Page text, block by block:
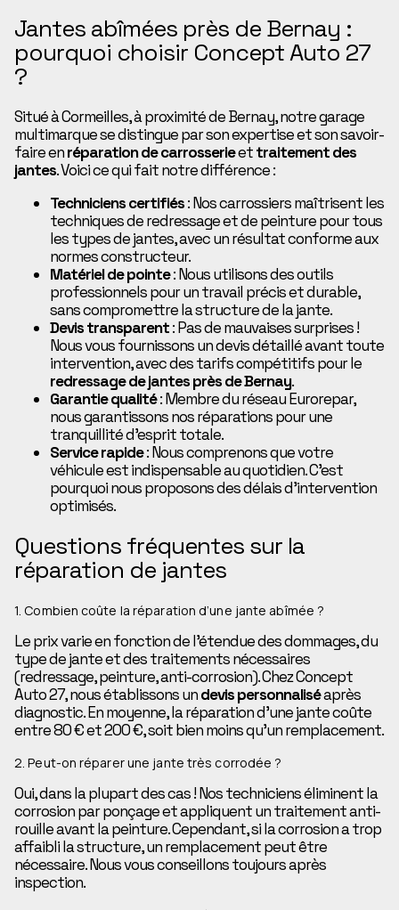
Jantes abîmées près de Bernay :
pourquoi choisir Concept Auto 27
?
Situé à Cormeilles, à proximité de Bernay, notre garage
multimarque se distingue par son expertise et son savoir-
faire enréparation de carrosserieettraitement des
jantes. Voici ce qui fait notre différence :
Techniciens certifiés: Nos carrossiers maîtrisent les
techniques de redressage et de peinture pour tous
les types de jantes, avec un résultat conforme aux
normes constructeur.
Matériel de pointe: Nous utilisons des outils
professionnels pour un travail précis et durable,
sans compromettre la structure de la jante.
Devis transparent: Pas de mauvaises surprises !
Nous vous fournissons un devis détaillé avant toute
intervention, avec des tarifs compétitifs pour le
redressage de jantes près de Bernay.
Garantie qualité: Membre du réseau Eurorepar,
nous garantissons nos réparations pour une
tranquillité d’esprit totale.
Service rapide: Nous comprenons que votre
véhicule est indispensable au quotidien. C’est
pourquoi nous proposons des délais d’intervention
optimisés.
Questions fréquentes sur la
réparation de jantes
1. Combien coûte la réparation d’une jante abîmée ?
Le prix varie en fonction de l’étendue des dommages, du
type de jante et des traitements nécessaires
(redressage, peinture, anti-corrosion). Chez Concept
Auto 27, nous établissons undevis personnaliséaprès
diagnostic. En moyenne, la réparation d’une jante coûte
entre 80 € et 200 €, soit bien moins qu’un remplacement.
2. Peut-on réparer une jante très corrodée ?
Oui, dans la plupart des cas ! Nos techniciens éliminent la
corrosion par ponçage et appliquent un traitement anti-
rouille avant la peinture. Cependant, si la corrosion a trop
affaibli la structure, un remplacement peut être
nécessaire. Nous vous conseillons toujours après
inspection.